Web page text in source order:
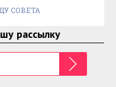
СОВЕТА
рассылку